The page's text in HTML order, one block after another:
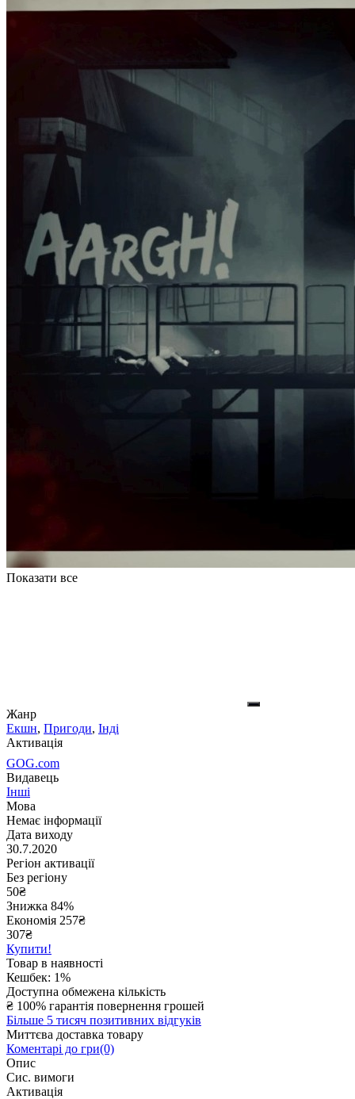
Показати все
Жанр
Екшн, Пригоди, Інді
Активація
GOG.com
Видавець
Інші
Мова
Немає інформації
Дата виходу
30.7.2020
Регіон активації
Без регіону
50₴
Знижка 84%
Економія 257₴
307₴
Купити!
Товар в наявності
Кешбек: 1%
Доступна обмежена кількість
₴ 100% гарантія повернення грошей
Більше 5 тисяч позитивних відгуків
Миттєва доставка товару
Коментарі до гри(0)
Опис
Сис. вимоги
Активація